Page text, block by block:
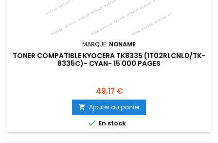
MARQUE: NONAME
TONER COMPATIBLE KYOCERA TK8335 (1T02RLCNL0/TK-
8335C)- CYAN- 15 000 PAGES
Prix
49,17 €
 Ajouter au panier
 En stock